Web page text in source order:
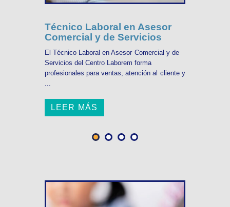
Técnico Laboral en Asesor
Comercial y de Servicios
El Técnico Laboral en Asesor Comercial y de
Servicios del Centro Laborem forma
profesionales para ventas, atención al cliente y
...
LEER MÁS